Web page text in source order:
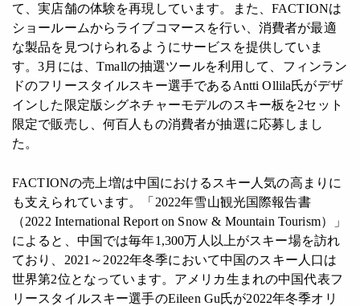
て、実店舗の体験を再現しています。また、FACTIONは
ショールームからライブコマースを行い、消費者が最適
な製品を見つけられるようにサービスを提供していま
す。3月には、Tmallの抽選ツールを利用して、フィンラン
ドのフリースタイルスキー選手であるAntti Ollila氏がデザ
インした限定版シグネチャーモデルのスキー板を2セット
限定で販売し、何百人もの消費者が抽選に応募しまし
た。
FACTIONの売上増は中国におけるスキー人気の高まりに
も支えられています。「2022年雪山観光国際報告書
（2022 International Report on Snow & Mountain Tourism）」
によると、中国では毎年1,300万人以上がスキー場を訪れ
ており、2021～2022年冬季において中国のスキー人口は
世界第2位となっています。アメリカ生まれの中国代表フ
リースタイルスキー選手のEileen Gu氏が2022年冬季オリ